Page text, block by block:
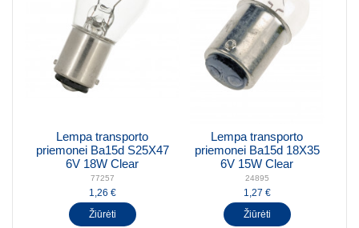
Lempa transporto
priemonei Ba15d S25X47
6V 18W Clear
77257
1,26 €
Žiūrėti
Lempa transporto
priemonei Ba15d 18X35
6V 15W Clear
24895
1,27 €
Žiūrėti